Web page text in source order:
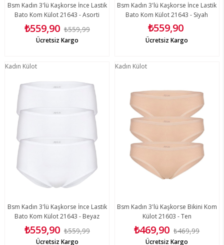
Bsm Kadın 3'lü Kaşkorse İnce Lastik
Bato Kom Külot 21643 - Asorti
₺559,90 ₺559,99
Ücretsiz Kargo
Bsm Kadın 3'lü Kaşkorse İnce Lastik
Bato Kom Külot 21643 - Siyah
₺559,90
Ücretsiz Kargo
Kadın Külot
Bsm Kadın 3'lü Kaşkorse İnce Lastik
Bato Kom Külot 21643 - Beyaz
₺559,90 ₺559,99
Ücretsiz Kargo
Kadın Külot
Bsm Kadın 3'lü Kaşkorse Bikini Kom
Külot 21603 - Ten
₺469,90 ₺469,99
Ücretsiz Kargo